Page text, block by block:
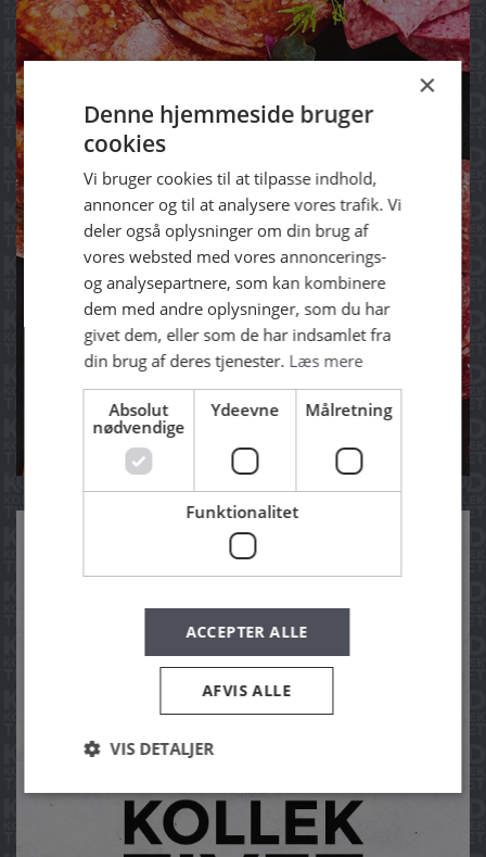
DEN GASTRO­NOMISKE
FORSKEL
×
Denne hjemmeside bruger
cookies
Vi bruger cookies til at tilpasse indhold,
annoncer og til at analysere vores trafik. Vi
deler også oplysninger om din brug af
vores websted med vores annoncerings-
og analysepartnere, som kan kombinere
dem med andre oplysninger, som du har
givet dem, eller som de har indsamlet fra
din brug af deres tjenester. Læs mere
Absolut
nødvendige
Ydeevne Målretning
Funktionalitet
ACCEPTER ALLE
AFVIS ALLE
VIS DETALJER